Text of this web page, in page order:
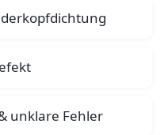
unklare Fehler